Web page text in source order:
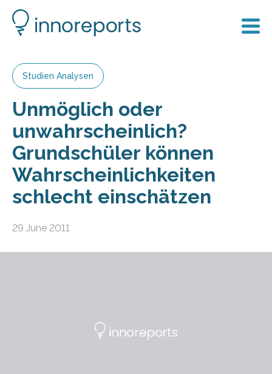
Studien Analysen
Unmöglich oder
unwahrscheinlich?
Grundschüler können
Wahrscheinlichkeiten
schlecht einschätzen
29 June 2011